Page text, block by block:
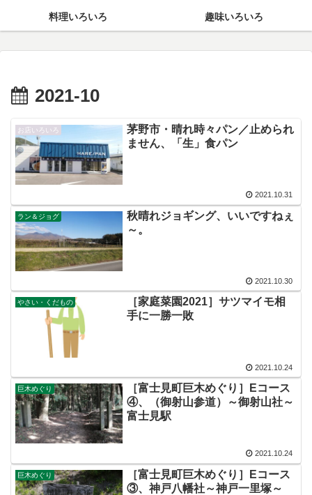
料理いろいろ 趣味いろいろ
2021-10
お店いろいろ
茅野市・晴れ時々パン／止められ
ません、「生」食パン
2021.10.31
ラン＆ジョグ
秋晴れジョギング、いいですねぇ
～。
2021.10.30
やさい・くだもの
［家庭菜園2021］サツマイモ相
手に一勝一敗
2021.10.24
巨木めぐり
［富士見町巨木めぐり］Eコース
④、（御射山参道）～御射山社～
富士見駅
2021.10.24
巨木めぐり
［富士見町巨木めぐり］Eコース
③、神戸八幡社～神戸一里塚～